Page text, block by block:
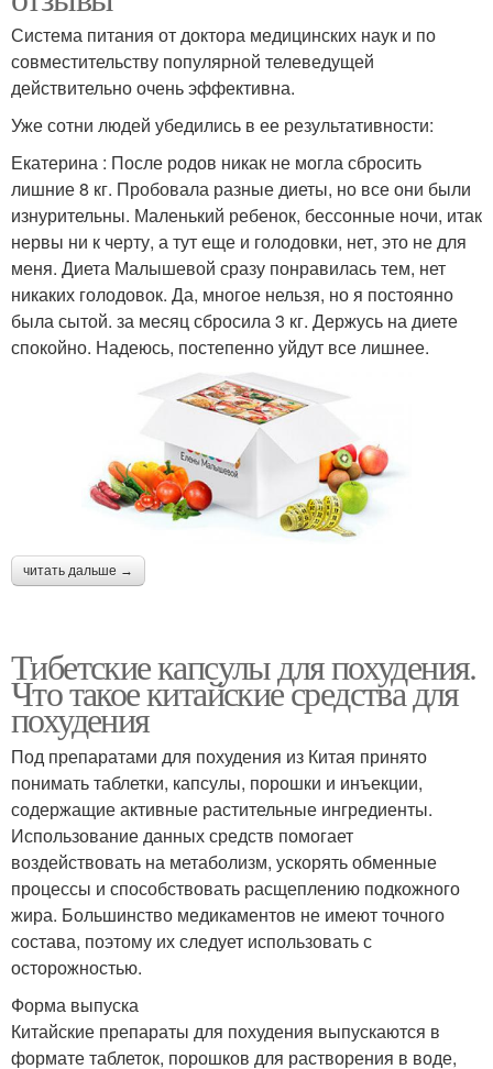
Система питания от доктора медицинских наук и по
совместительству популярной телеведущей
действительно очень эффективна.
Уже сотни людей убедились в ее результативности:
Екатерина : После родов никак не могла сбросить
лишние 8 кг. Пробовала разные диеты, но все они были
изнурительны. Маленький ребенок, бессонные ночи, итак
нервы ни к черту, а тут еще и голодовки, нет, это не для
меня. Диета Малышевой сразу понравилась тем, нет
никаких голодовок. Да, многое нельзя, но я постоянно
была сытой. за месяц сбросила 3 кг. Держусь на диете
спокойно. Надеюсь, постепенно уйдут все лишнее.
читать дальше →
Тибетские капсулы для похудения.
Что такое китайские средства для
похудения
Под препаратами для похудения из Китая принято
понимать таблетки, капсулы, порошки и инъекции,
содержащие активные растительные ингредиенты.
Использование данных средств помогает
воздействовать на метаболизм, ускорять обменные
процессы и способствовать расщеплению подкожного
жира. Большинство медикаментов не имеют точного
состава, поэтому их следует использовать с
осторожностью.
Форма выпуска
Китайские препараты для похудения выпускаются в
формате таблеток, порошков для растворения в воде,